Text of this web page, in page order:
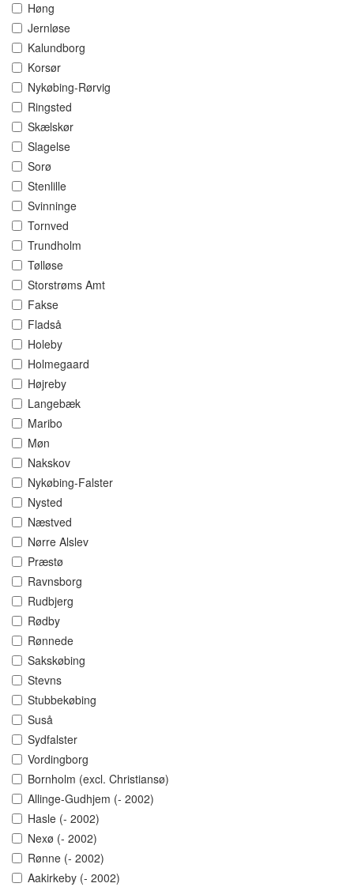
Høng
Jernløse
Kalundborg
Korsør
Nykøbing-Rørvig
Ringsted
Skælskør
Slagelse
Sorø
Stenlille
Svinninge
Tornved
Trundholm
Tølløse
Storstrøms Amt
Fakse
Fladså
Holeby
Holmegaard
Højreby
Langebæk
Maribo
Møn
Nakskov
Nykøbing-Falster
Nysted
Næstved
Nørre Alslev
Præstø
Ravnsborg
Rudbjerg
Rødby
Rønnede
Sakskøbing
Stevns
Stubbekøbing
Suså
Sydfalster
Vordingborg
Bornholm (excl. Christiansø)
Allinge-Gudhjem (- 2002)
Hasle (- 2002)
Nexø (- 2002)
Rønne (- 2002)
Aakirkeby (- 2002)